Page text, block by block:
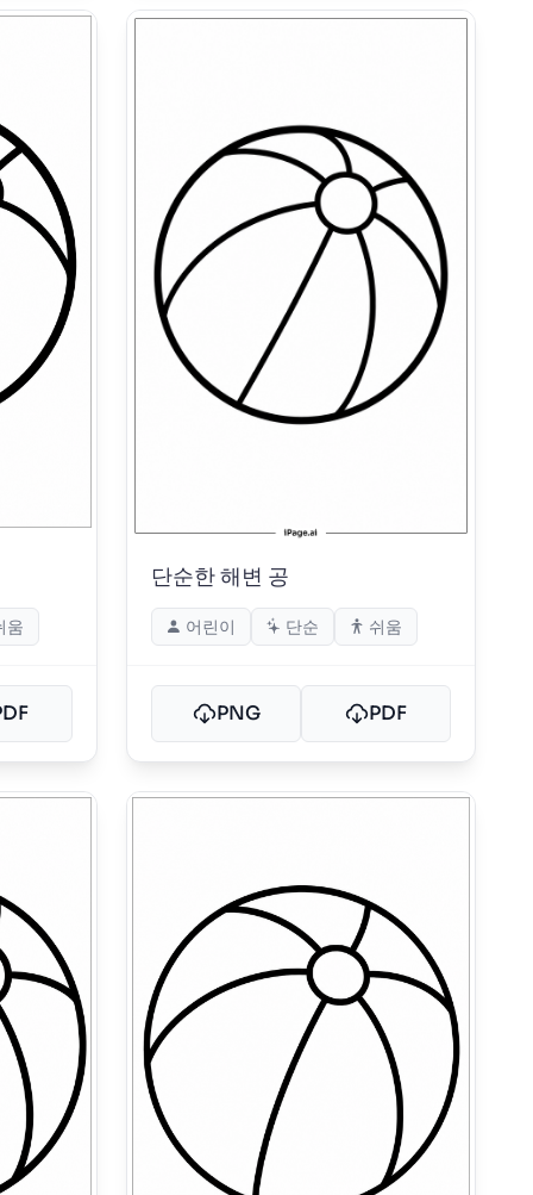
움
단순한 해변 공
어린이 단순 쉬움
PNG PDF